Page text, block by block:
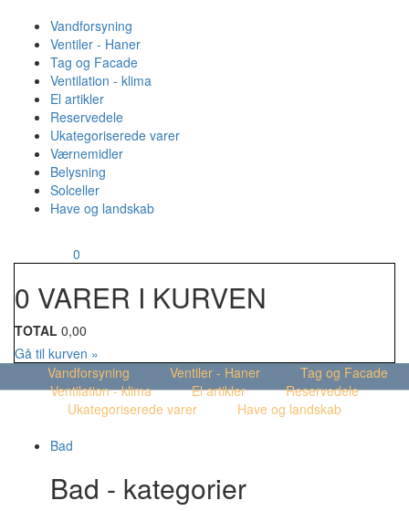
Vandforsyning
Ventiler - Haner
Tag og Facade
Ventilation - klima
El artikler
Reservedele
Ukategoriserede varer
Værnemidler
Belysning
Solceller
Have og landskab
0
0 VARER I KURVEN
TOTAL 0,00
Gå til kurven »
Vandforsyning
Ventiler - Haner
Tag og Facade
Ventilation - klima
El artikler
Reservedele
Ukategoriserede varer
Have og landskab
Bad
Bad - kategorier